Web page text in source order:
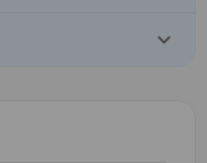
keyboard_arrow_down